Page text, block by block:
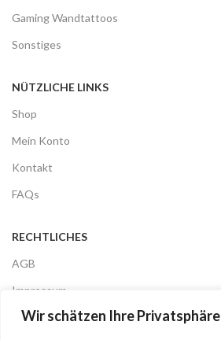
Wir schätzen Ihre Privatsphäre
Gaming Wandtattoos
Sonstiges
NÜTZLICHE LINKS
Shop
Mein Konto
Kontakt
FAQs
RECHTLICHES
AGB
Impressum
Datenschutz